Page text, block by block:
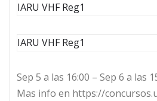
IARU VHF Reg1
IARU VHF Reg1
Sep 5 a las 16:00 – Sep 6 a las
Mas info en https://